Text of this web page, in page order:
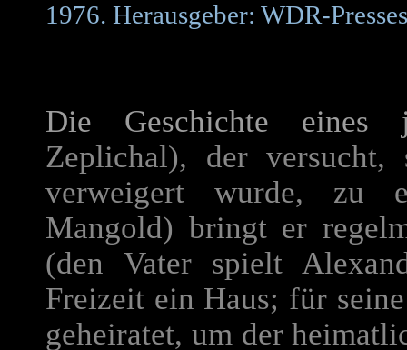
1976. Herausgeber: WDR-
Die Geschichte
Zeplichal), der
verweigert wurde, zu
Mangold) bringt er
(den Vater spielt
Freizeit ein Haus; für
geheiratet, um der